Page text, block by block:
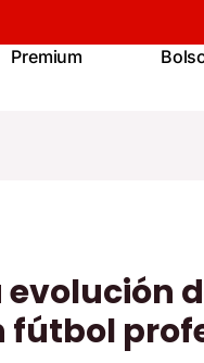
Premium
evolución
fútbol